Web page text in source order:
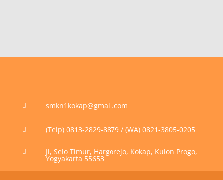
 smkn1kokap@gmail.com
 (Telp) 0813-2829-8879 / (WA) 0821-3805-0205
 Jl, Selo Timur, Hargorejo, Kokap, Kulon Progo,
Yogyakarta 55653